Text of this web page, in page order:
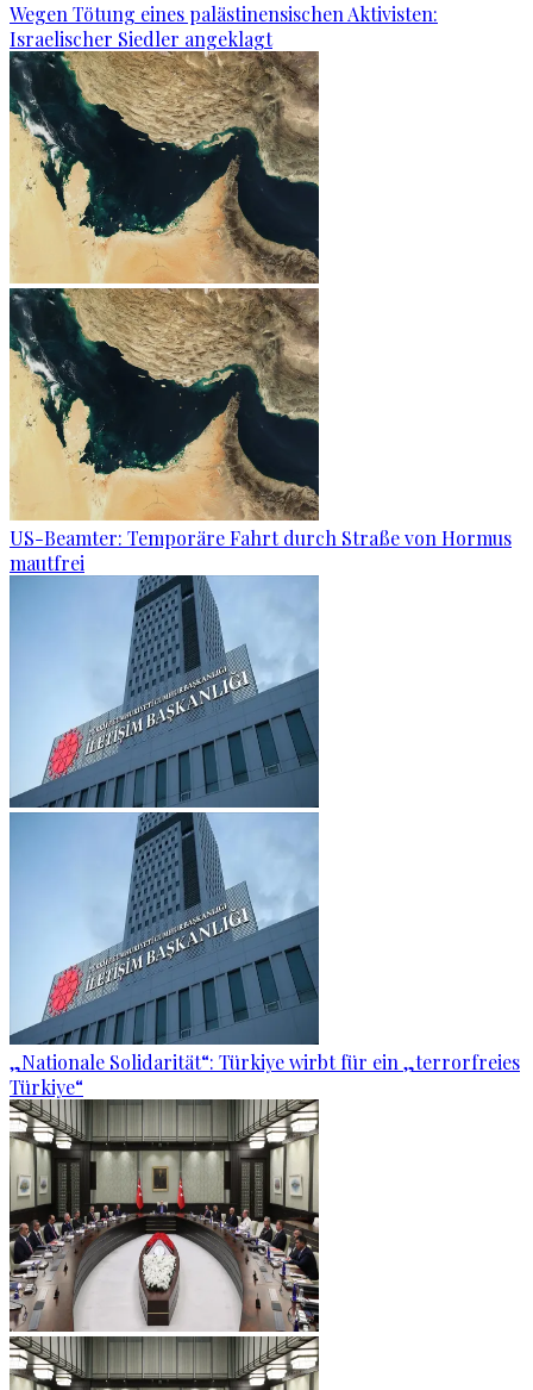
Wegen Tötung eines palästinensischen Aktivisten:
Israelischer Siedler angeklagt
US-Beamter: Temporäre Fahrt durch Straße von Hormus
mautfrei
„Nationale Solidarität“: Türkiye wirbt für ein „terrorfreies
Türkiye“